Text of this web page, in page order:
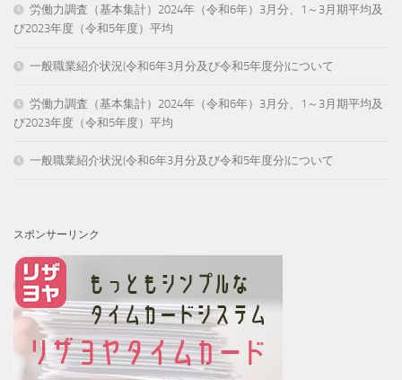
労働力調査（基本集計）2024年（令和6年）3月分、1～3月期平均及
び2023年度（令和5年度）平均
一般職業紹介状況(令和6年3月分及び令和5年度分)について
労働力調査（基本集計）2024年（令和6年）3月分、1～3月期平均及
び2023年度（令和5年度）平均
一般職業紹介状況(令和6年3月分及び令和5年度分)について
スポンサーリンク